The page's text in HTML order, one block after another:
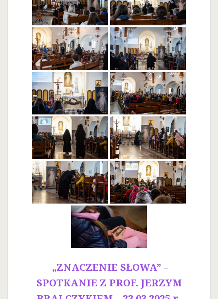
„ZNACZENIE SŁOWA” –
SPOTKANIE Z PROF. JERZYM